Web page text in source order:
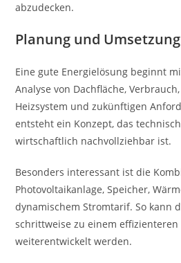
abzudecken.
Planung und Umsetzung
Eine gute Energielösung beginnt
Analyse von Dachfläche,
Heizsystem und zukünftigen
entsteht ein Konzept, das
wirtschaftlich nachvollziehbar ist.
Besonders interessant ist die
Photovoltaikanlage, Speicher,
dynamischem Stromtarif. So kann
schrittweise zu einem effizienteren
weiterentwickelt werden.